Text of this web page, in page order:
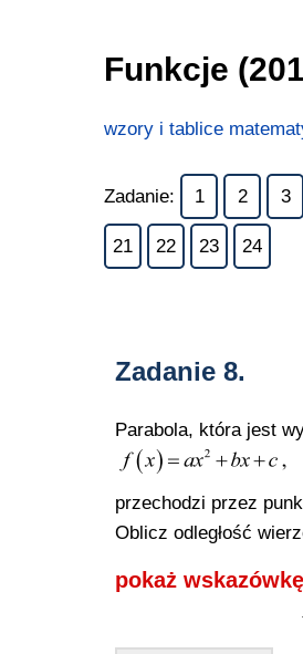
Funkcje
wzory i tablice
Zadanie: 1 2 3
21 22 23 24
Zadanie 8.
Parabola, która jest
przechodzi przez
Oblicz odległość
pokaż